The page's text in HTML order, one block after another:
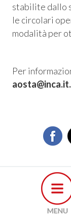
stabilite dallo
le circolari
modalità per
Per
aosta@inca.it.